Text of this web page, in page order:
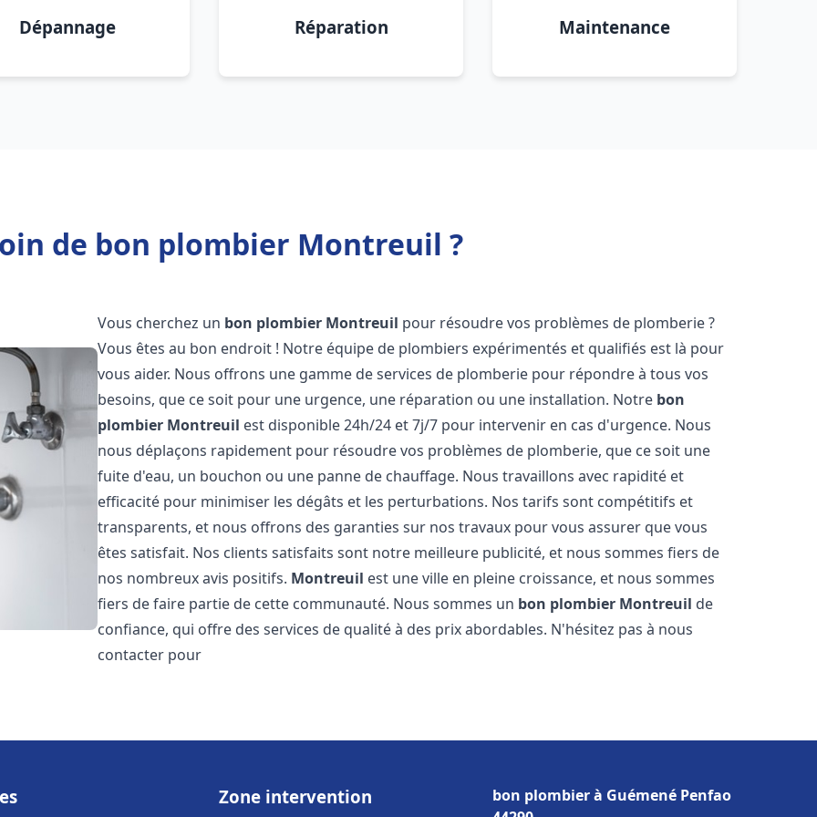
Dépannage Réparation Maintenance
de bon plombier Montreuil ?
Vous cherchez un bon plombier Montreuil pour résoudre vos problèmes de plomberie ?
Vous êtes au bon endroit ! Notre équipe de plombiers expérimentés et qualifiés est là pour
vous aider. Nous offrons une gamme de services de plomberie pour répondre à tous vos
besoins, que ce soit pour une urgence, une réparation ou une installation. Notre bon
plombier Montreuil est disponible 24h/24 et 7j/7 pour intervenir en cas d'urgence. Nous
nous déplaçons rapidement pour résoudre vos problèmes de plomberie, que ce soit une
fuite d'eau, un bouchon ou une panne de chauffage. Nous travaillons avec rapidité et
efficacité pour minimiser les dégâts et les perturbations. Nos tarifs sont compétitifs et
transparents, et nous offrons des garanties sur nos travaux pour vous assurer que vous
êtes satisfait. Nos clients satisfaits sont notre meilleure publicité, et nous sommes fiers de
nos nombreux avis positifs. Montreuil est une ville en pleine croissance, et nous sommes
fiers de faire partie de cette communauté. Nous sommes un bon plombier Montreuil de
confiance, qui offre des services de qualité à des prix abordables. N'hésitez pas à nous
contacter pour
Zone intervention
bon plombier à Guémené Penfao